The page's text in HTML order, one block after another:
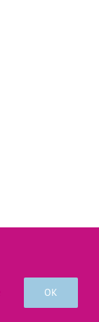
OK